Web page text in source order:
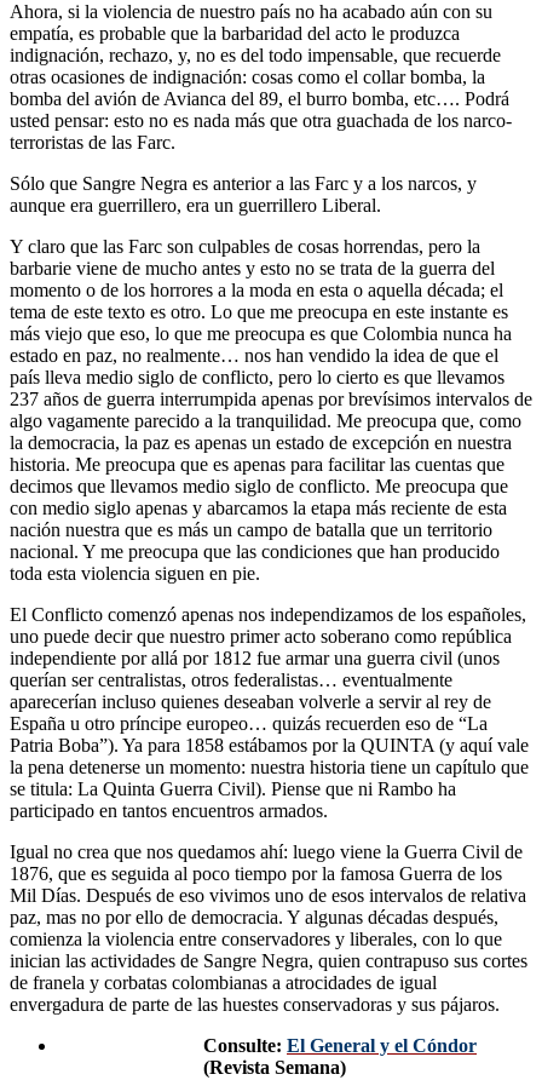
Ahora, si la violencia de nuestro país no ha acabado aún con su
empatía, es probable que la barbaridad del acto le produzca
indignación, rechazo, y, no es del todo impensable, que recuerde
otras ocasiones de indignación: cosas como el collar bomba, la
bomba del avión de Avianca del 89, el burro bomba, etc…. Podrá
usted pensar: esto no es nada más que otra guachada de los narco-
terroristas de las Farc.
Sólo que Sangre Negra es anterior a las Farc y a los narcos, y
aunque era guerrillero, era un guerrillero Liberal.
Y claro que las Farc son culpables de cosas horrendas, pero la
barbarie viene de mucho antes y esto no se trata de la guerra del
momento o de los horrores a la moda en esta o aquella década; el
tema de este texto es otro. Lo que me preocupa en este instante es
más viejo que eso, lo que me preocupa es que Colombia nunca ha
estado en paz, no realmente… nos han vendido la idea de que el
país lleva medio siglo de conflicto, pero lo cierto es que llevamos
237 años de guerra interrumpida apenas por brevísimos intervalos de
algo vagamente parecido a la tranquilidad. Me preocupa que, como
la democracia, la paz es apenas un estado de excepción en nuestra
historia. Me preocupa que es apenas para facilitar las cuentas que
decimos que llevamos medio siglo de conflicto. Me preocupa que
con medio siglo apenas y abarcamos la etapa más reciente de esta
nación nuestra que es más un campo de batalla que un territorio
nacional. Y me preocupa que las condiciones que han producido
toda esta violencia siguen en pie.
El Conflicto comenzó apenas nos independizamos de los españoles,
uno puede decir que nuestro primer acto soberano como república
independiente por allá por 1812 fue armar una guerra civil (unos
querían ser centralistas, otros federalistas… eventualmente
aparecerían incluso quienes deseaban volverle a servir al rey de
España u otro príncipe europeo… quizás recuerden eso de “La
Patria Boba”). Ya para 1858 estábamos por la QUINTA (y aquí vale
la pena detenerse un momento: nuestra historia tiene un capítulo que
se titula: La Quinta Guerra Civil). Piense que ni Rambo ha
participado en tantos encuentros armados.
Igual no crea que nos quedamos ahí: luego viene la Guerra Civil de
1876, que es seguida al poco tiempo por la famosa Guerra de los
Mil Días. Después de eso vivimos uno de esos intervalos de relativa
paz, mas no por ello de democracia. Y algunas décadas después,
comienza la violencia entre conservadores y liberales, con lo que
inician las actividades de Sangre Negra, quien contrapuso sus cortes
de franela y corbatas colombianas a atrocidades de igual
envergadura de parte de las huestes conservadoras y sus pájaros.
Consulte: El General y el Cóndor
(Revista Semana)